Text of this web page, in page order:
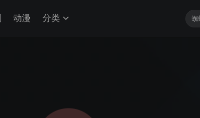
动漫 分类